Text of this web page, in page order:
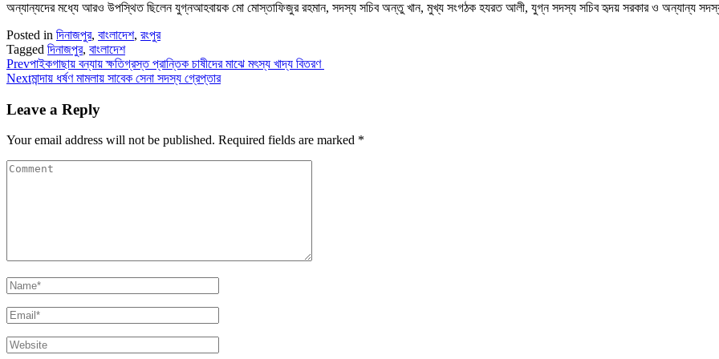
অন্যান্যদের মধ্যে আরও উপস্থিত ছিলেন যুগ্নআহবায়ক মো মোস্তাফিজুর রহমান, সদস্য সচিব অন্তু খান, মুখ্য সংগঠক হযরত আলী, যুগ্ন সদস্য সচিব হৃদয় সরকার ও অন্যান্য
Posted in দিনাজপুর, বাংলাদেশ, রংপুর
Tagged দিনাজপুর, বাংলাদেশ
Prevপাইকগাছায় বন্যায় ক্ষতিগ্রস্ত প্রান্তিক চাষীদের মাঝে মৎস্য খাদ্য বিতরণ
Nextমান্দায় ধর্ষণ মামলায় সাবেক সেনা সদস্য গ্রেপ্তার
Leave a Reply
Your email address will not be published. Required fields are marked *